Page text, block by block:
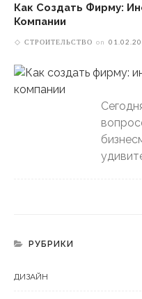
Как Создать Фирму:
Компании
СТРОИТЕЛЬСТВО on
РУБРИКИ
ДИЗАЙН